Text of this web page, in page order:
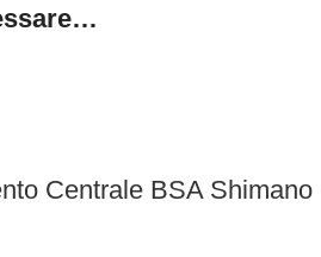
Centrale BSA Shimano